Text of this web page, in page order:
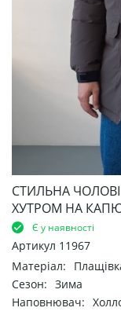
СТИЛЬНА
ХУТРОМ НА
Є у наявності
Артикул 11967
Матеріал:
Сезон: Зима
Наповнювач: